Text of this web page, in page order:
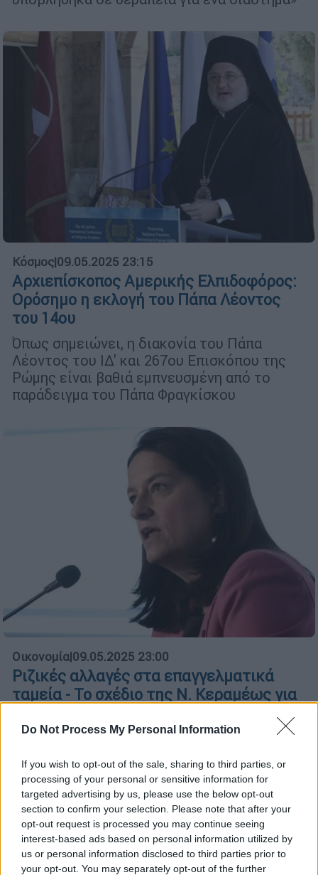
Do Not Process My Personal Information
If you wish to opt-out of the sale, sharing to third parties, or
processing of your personal or sensitive information for
targeted advertising by us, please use the below opt-out
section to confirm your selection. Please note that after your
opt-out request is processed you may continue seeing
interest-based ads based on personal information utilized by
us or personal information disclosed to third parties prior to
your opt-out. You may separately opt-out of the further
Κόσμος|09.05.2025 23:15
Αρχιεπίσκοπος Αμερικής Ελπιδοφόρος:
Ορόσημο η εκλογή του Πάπα Λέοντος
του 14ου
Όπως σημειώνει, η διακονία του Πάπα
Λέοντος του ΙΔ' και 267ου Επισκόπου της
Ρώμης είναι βαθιά εμπνευσμένη από το
παράδειγμα του Πάπα Φραγκίσκου
Οικονομία|09.05.2025 23:00
Ριζικές αλλαγές στα επαγγελματικά
ταμεία - Το σχέδιο της Ν. Κεραμέως για
Στα 2 δισ. τα περιουσιακά στοιχεία των
2.5 δισ. τα αποθεματικά του ΕΦΚΑ